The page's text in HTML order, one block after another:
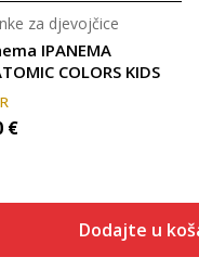
IPANEMA
COLORS KIDS
za djevojčice
€
Dodajte u